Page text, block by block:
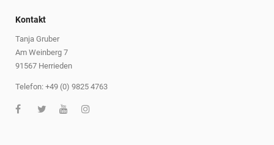
Kontakt
Tanja Gruber
Am Weinberg 7
91567 Herrieden
Telefon: +49 (0) 9825 4763